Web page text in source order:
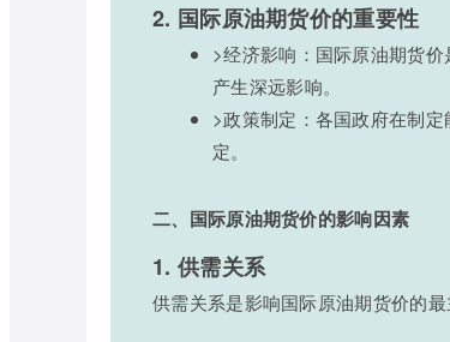
2. 国际原油期货价的重要性
>经济影响：国际原油期货
产生深远影响。
>政策制定：各国政府在制
定。
二、国际原油期货价的影响因素
1. 供需关系
供需关系是影响国际原油期货价的